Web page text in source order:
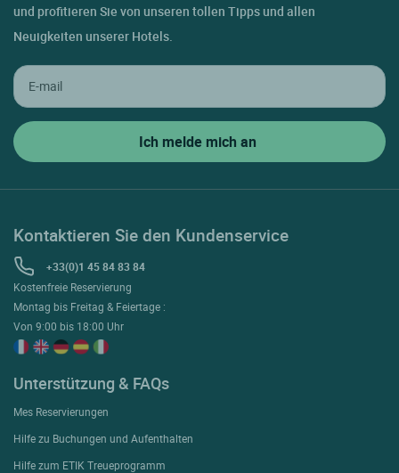
und profitieren Sie von unseren tollen Tipps und allen
Neuigkeiten unserer Hotels.
Kontaktieren Sie den Kundenservice
+33(0)1 45 84 83 84
Kostenfreie Reservierung
Montag bis Freitag & Feiertage :
Von 9:00 bis 18:00 Uhr
Unterstützung & FAQs
Mes Reservierungen
Hilfe zu Buchungen und Aufenthalten
Hilfe zum ETIK Treueprogramm